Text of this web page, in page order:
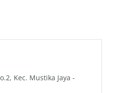
Kec. Mustika Jaya -